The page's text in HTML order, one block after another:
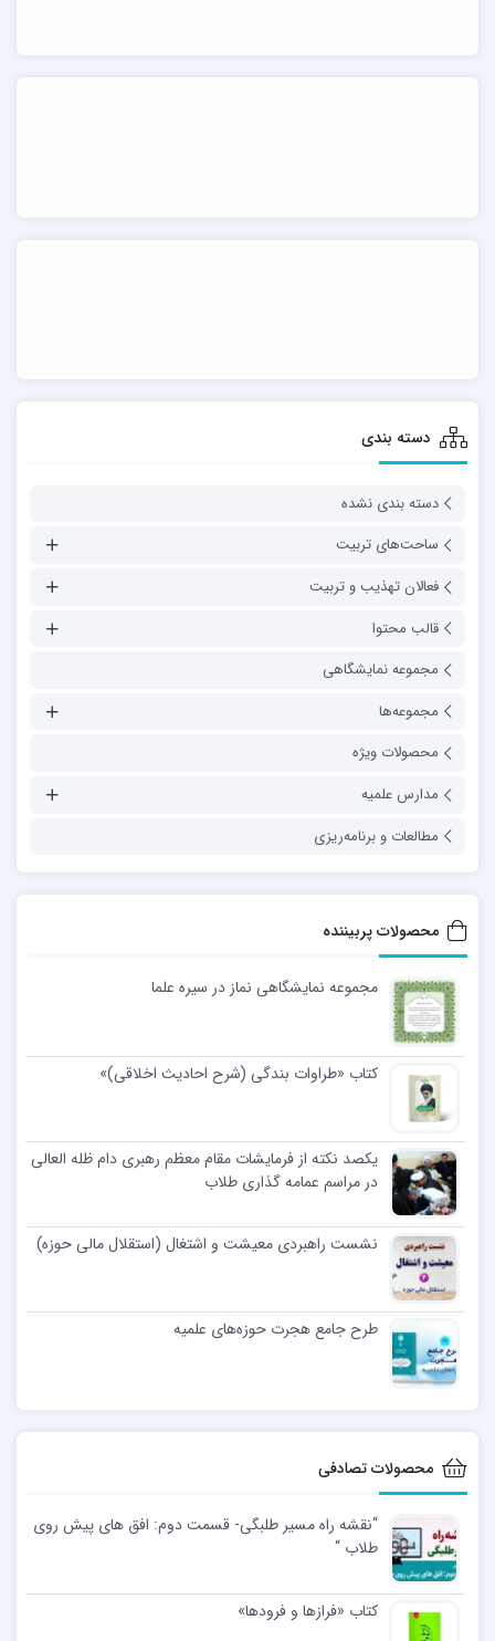
دسته بندی
دسته بندی نشده
ساحت‌های تربیت
فعالان تهذیب و تربیت
قالب محتوا
مجموعه نمایشگاهی
مجموعه‌ها
محصولات ویژه
مدارس علمیه
مطالعات و برنامه‌ریزی
محصولات پربیننده
مجموعه نمایشگاهی نماز در سیره علما
کتاب «طراوات بندگی (شرح احادیث اخلاقی)»
یکصد نکته از فرمایشات مقام معظم رهبری دام ظله العالی
در مراسم عمامه گذاری طلاب
نشست راهبردی معیشت و اشتغال (استقلال مالی حوزه)
طرح جامع هجرت حوزه‌های علمیه
محصولات تصادفی
“نقشه راه مسیر طلبگی- قسمت دوم: افق های پیش روی
طلاب “
کتاب «فرازها و فرودها»